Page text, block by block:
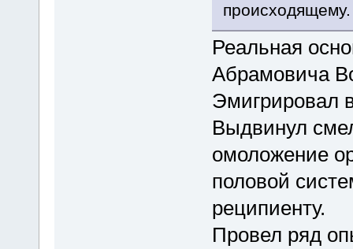
происходящему.
Реальная
Абрамовича
Эмигрировал
Выдвинул
омоложение
половой
реципиенту.
Провел ряд